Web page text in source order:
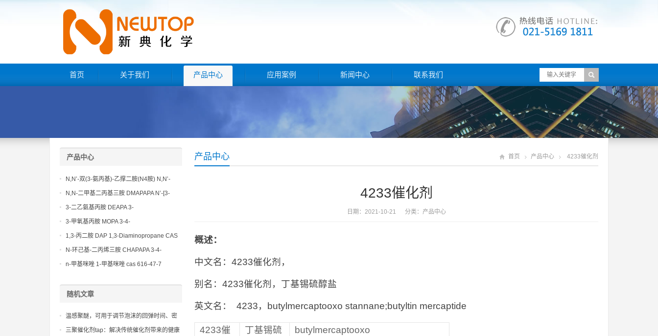
首页 关于我们 产品中心 应用案例 新闻中心 联系我们
产品中心 首页 产品中心 4233催化剂
4233催化剂
日期：2021-10-21 分类： 产品中心
概述：
中文名：4233催化剂，
别名：4233催化剂，丁基锡硫醇盐
英文名： 4233，butylmercaptooxo stannane;butyltin mercaptide
4233催
丁基锡硫
butylmercaptooxo
产品中心
N,N’-双(3-氨丙基)-乙撑二胺(N4胺) N,N’-
Bis(3-aminopropyl)-ethylenediamine CAS
No10563-26-5
N,N-二甲基二丙基三胺 DMAPAPA N’-[3-
(dimethylamino)propyllpropane-1,3-
diamine CAS No10563-29-8
3-二乙氨基丙胺 DEAPA 3-
(Diethylamino)propylamine CAS No 104-
3-甲氧基丙胺 MOPA 3-4-
Methoxypropylamine CAS No 5332-73-0
1,3-丙二胺 DAP 1,3-Diaminopropane CAS
No 109-76-2
N-环己基-二丙烯三胺 CHAPAPA 3-4-
Methoxypropylamine CAS No:5332-73-0
n-甲基咪唑 1-甲基咪唑 cas 616-47-7
随机文章
温感聚醚，可用于调节泡沫的回弹时间、密
度和终使用手感
三聚催化剂tap：解决传统催化剂带来的健康